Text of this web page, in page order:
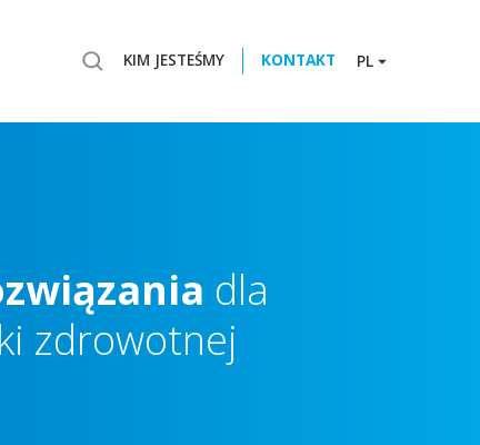
KIM JESTEŚMY KONTAKT PL
dla
zdrowotnej